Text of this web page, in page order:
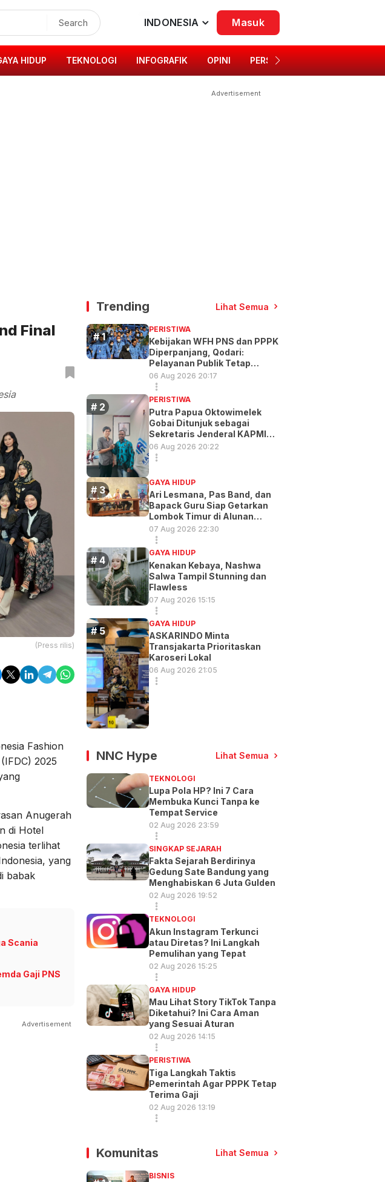
Search INDONESIA Masuk
HIDUP TEKNOLOGI INFOGRAFIK OPINI PERSONA
Advertisement
Final
(Press rilis)
Fashion
2025
Anugerah
di Hotel
terlihat
yang
babak
Scania
Gaji PNS
Advertisement
Trending Lihat Semua
PERISTIWA
Kebijakan WFH PNS dan PPPK
Diperpanjang, Qodari:
Pelayanan Publik Tetap
Optimal
06 Aug 2026 20:17
PERISTIWA
Putra Papua Oktowimelek
Gobai Ditunjuk sebagai
Sekretaris Jenderal KAPMI
PT
06 Aug 2026 20:22
GAYA HIDUP
Ari Lesmana, Pas Band, dan
Bapack Guru Siap Getarkan
Lombok Timur di Alunan
Music Exp
07 Aug 2026 22:30
GAYA HIDUP
Kenakan Kebaya, Nashwa
Salwa Tampil Stunning dan
Flawless
07 Aug 2026 15:15
GAYA HIDUP
ASKARINDO Minta
Transjakarta Prioritaskan
Karoseri Lokal
06 Aug 2026 21:05
NNC Hype Lihat Semua
TEKNOLOGI
Lupa Pola HP? Ini 7 Cara
Membuka Kunci Tanpa ke
Tempat Service
02 Aug 2026 23:59
SINGKAP SEJARAH
Fakta Sejarah Berdirinya
Gedung Sate Bandung yang
Menghabiskan 6 Juta Gulden
02 Aug 2026 19:52
TEKNOLOGI
Akun Instagram Terkunci
atau Diretas? Ini Langkah
Pemulihan yang Tepat
02 Aug 2026 15:25
GAYA HIDUP
Mau Lihat Story TikTok Tanpa
Diketahui? Ini Cara Aman
yang Sesuai Aturan
02 Aug 2026 14:15
PERISTIWA
Tiga Langkah Taktis
Pemerintah Agar PPPK Tetap
Terima Gaji
02 Aug 2026 13:19
Komunitas Lihat Semua
BISNIS